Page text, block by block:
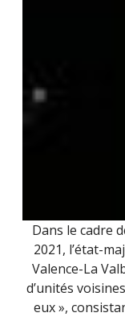
Dans le cadre
2021, l’état-
Valence-La
d’unités
eux »,